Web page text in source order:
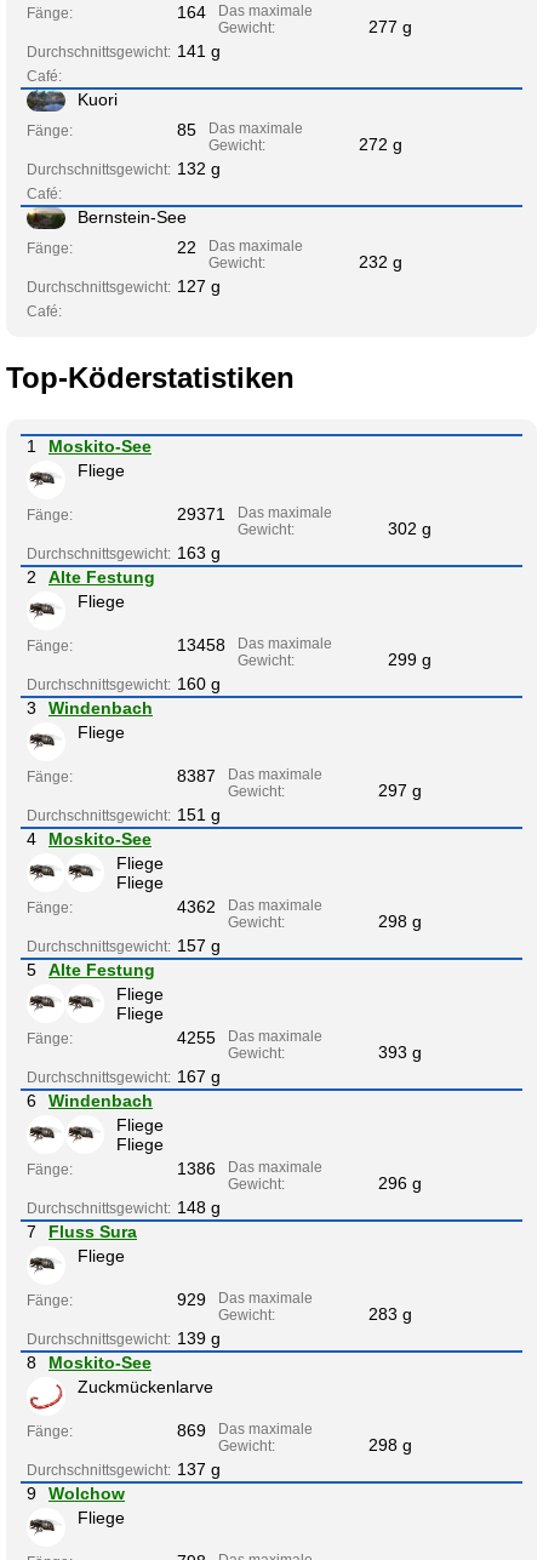
Fänge: 164
Das maximale
Gewicht:
277 g
Durchschnittsgewicht: 141 g
Café:
Kuori
Fänge: 85
Das maximale
Gewicht:
272 g
Durchschnittsgewicht: 132 g
Café:
Bernstein-See
Fänge: 22
Das maximale
Gewicht:
232 g
Durchschnittsgewicht: 127 g
Café:
Top-Köderstatistiken
1
Moskito-See
Fliege
Fänge: 29371
Das maximale
Gewicht:
302 g
Durchschnittsgewicht: 163 g
2
Alte Festung
Fliege
Fänge: 13458
Das maximale
Gewicht:
299 g
Durchschnittsgewicht: 160 g
3
Windenbach
Fliege
Fänge: 8387
Das maximale
Gewicht:
297 g
Durchschnittsgewicht: 151 g
4
Moskito-See
Fliege
Fliege
Fänge: 4362
Das maximale
Gewicht:
298 g
Durchschnittsgewicht: 157 g
5
Alte Festung
Fliege
Fliege
Fänge: 4255
Das maximale
Gewicht:
393 g
Durchschnittsgewicht: 167 g
6
Windenbach
Fliege
Fliege
Fänge: 1386
Das maximale
Gewicht:
296 g
Durchschnittsgewicht: 148 g
7
Fluss Sura
Fliege
Fänge: 929
Das maximale
Gewicht:
283 g
Durchschnittsgewicht: 139 g
8
Moskito-See
Zuckmückenlarve
Fänge: 869
Das maximale
Gewicht:
298 g
Durchschnittsgewicht: 137 g
9
Wolchow
Fliege